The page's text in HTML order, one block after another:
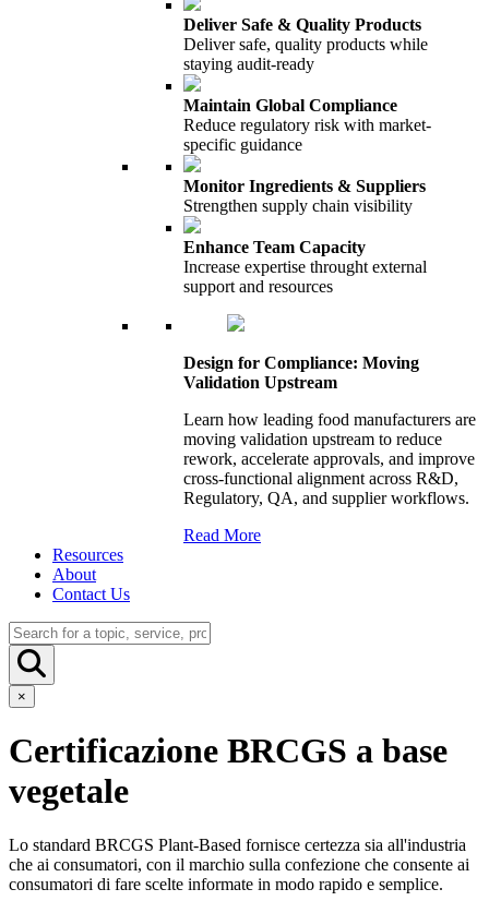
Deliver Safe & Quality Products
Deliver safe, quality products while
staying audit-ready
Maintain Global Compliance
Reduce regulatory risk with market-
specific guidance
Monitor Ingredients & Suppliers
Strengthen supply chain visibility
Enhance Team Capacity
Increase expertise throught external
support and resources
Design for Compliance: Moving
Validation Upstream
Learn how leading food manufacturers are
moving validation upstream to reduce
rework, accelerate approvals, and improve
cross-functional alignment across R&D,
Regulatory, QA, and supplier workflows.
Read More
Resources
About
Contact Us
×
Certificazione BRCGS a base
vegetale
Lo standard BRCGS Plant-Based fornisce certezza sia all'industria
che ai consumatori, con il marchio sulla confezione che consente ai
consumatori di fare scelte informate in modo rapido e semplice.